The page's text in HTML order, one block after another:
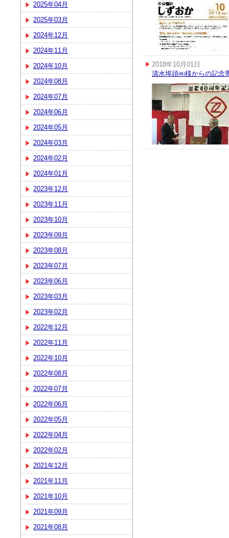
2025年04月
2025年03月
2024年12月
2024年11月
2024年10月
2024年08月
2024年07月
2024年06月
2024年05月
2024年03月
2024年02月
2024年01月
2023年12月
2023年11月
2023年10月
2023年09月
2023年08月
2023年07月
2023年06月
2023年03月
2023年02月
2022年12月
2022年11月
2022年10月
2022年08月
2022年07月
2022年06月
2022年05月
2022年04月
2022年02月
2021年12月
2021年11月
2021年10月
2021年09月
2021年08月
2018年10月01日
清水埠頭㈱様からの記念